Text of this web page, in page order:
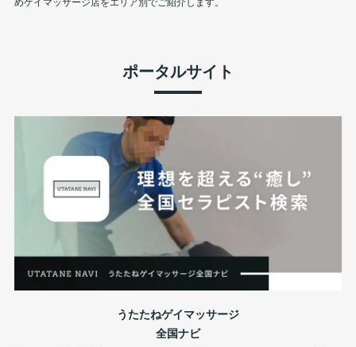
ポータルサイト
うたたねゲイマッサージ
全国ナビ